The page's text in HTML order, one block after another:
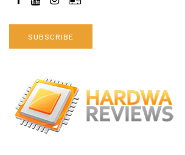
SUBSCRIBE